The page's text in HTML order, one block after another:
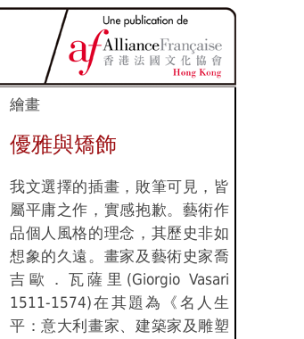
繪畫
優雅與矯飾
我文選擇的插畫，敗筆可見，皆
屬平庸之作，實感抱歉。藝術作
品個人風格的理念，其歷史非如
想象的久遠。畫家及藝術史家喬
吉歐．瓦薩里(Giorgio Vasari
1511-1574)在其題為《名人生
平：意大利畫家、建築家及雕塑